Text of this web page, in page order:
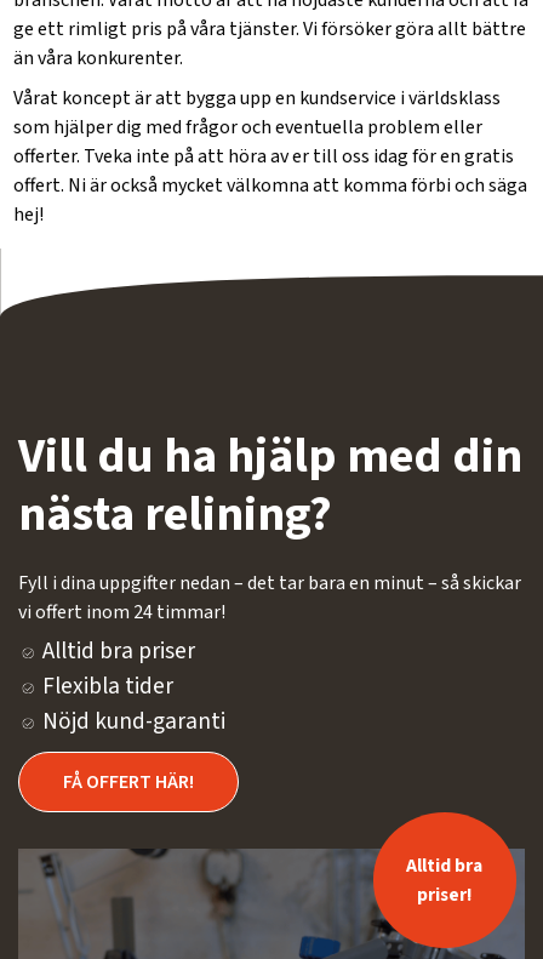
ge ett rimligt pris på våra tjänster. Vi försöker göra allt bättre
än våra konkurenter.
Vårat koncept är att bygga upp en kundservice i världsklass
som hjälper dig med frågor och eventuella problem eller
offerter. Tveka inte på att höra av er till oss idag för en gratis
offert. Ni är också mycket välkomna att komma förbi och säga
hej!
Vill du ha hjälp med din
nästa relining?
Fyll i dina uppgifter nedan – det tar bara en minut – så skickar
vi offert inom 24 timmar!
Alltid bra priser
Flexibla tider
Nöjd kund-garanti
FÅ OFFERT HÄR!
Alltid bra
priser!